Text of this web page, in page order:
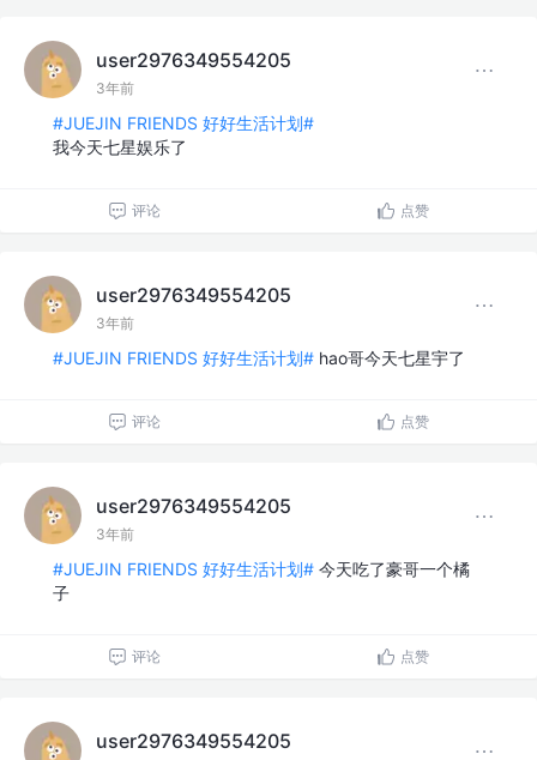
user2976349554205
3年前
#JUEJIN FRIENDS 好好生活计划#
我今天七星娱乐了
评论 点赞
user2976349554205
3年前
#JUEJIN FRIENDS 好好生活计划# hao哥今天七星宇了
评论 点赞
user2976349554205
3年前
#JUEJIN FRIENDS 好好生活计划# 今天吃了豪哥一个橘
子
评论 点赞
user2976349554205